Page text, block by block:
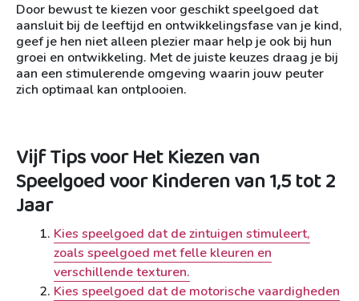
Door bewust te kiezen voor geschikt speelgoed dat
aansluit bij de leeftijd en ontwikkelingsfase van je kind,
geef je hen niet alleen plezier maar help je ook bij hun
groei en ontwikkeling. Met de juiste keuzes draag je bij
aan een stimulerende omgeving waarin jouw peuter
zich optimaal kan ontplooien.
Vijf Tips voor Het Kiezen van
Speelgoed voor Kinderen van 1,5 tot 2
Jaar
Kies speelgoed dat de zintuigen stimuleert,
zoals speelgoed met felle kleuren en
verschillende texturen.
Kies speelgoed dat de motorische vaardigheden